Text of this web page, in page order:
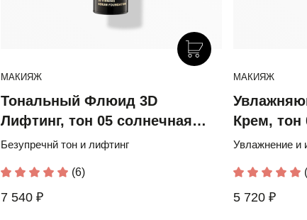
МАКИЯЖ
Тональный Флюид 3D
Лифтинг, тон 05 солнечная
бронза
Безупречнй тон и лифтинг
(6)
7 540 ₽
МАКИЯЖ
Крем, тон
Увлажнение и
5 720 ₽